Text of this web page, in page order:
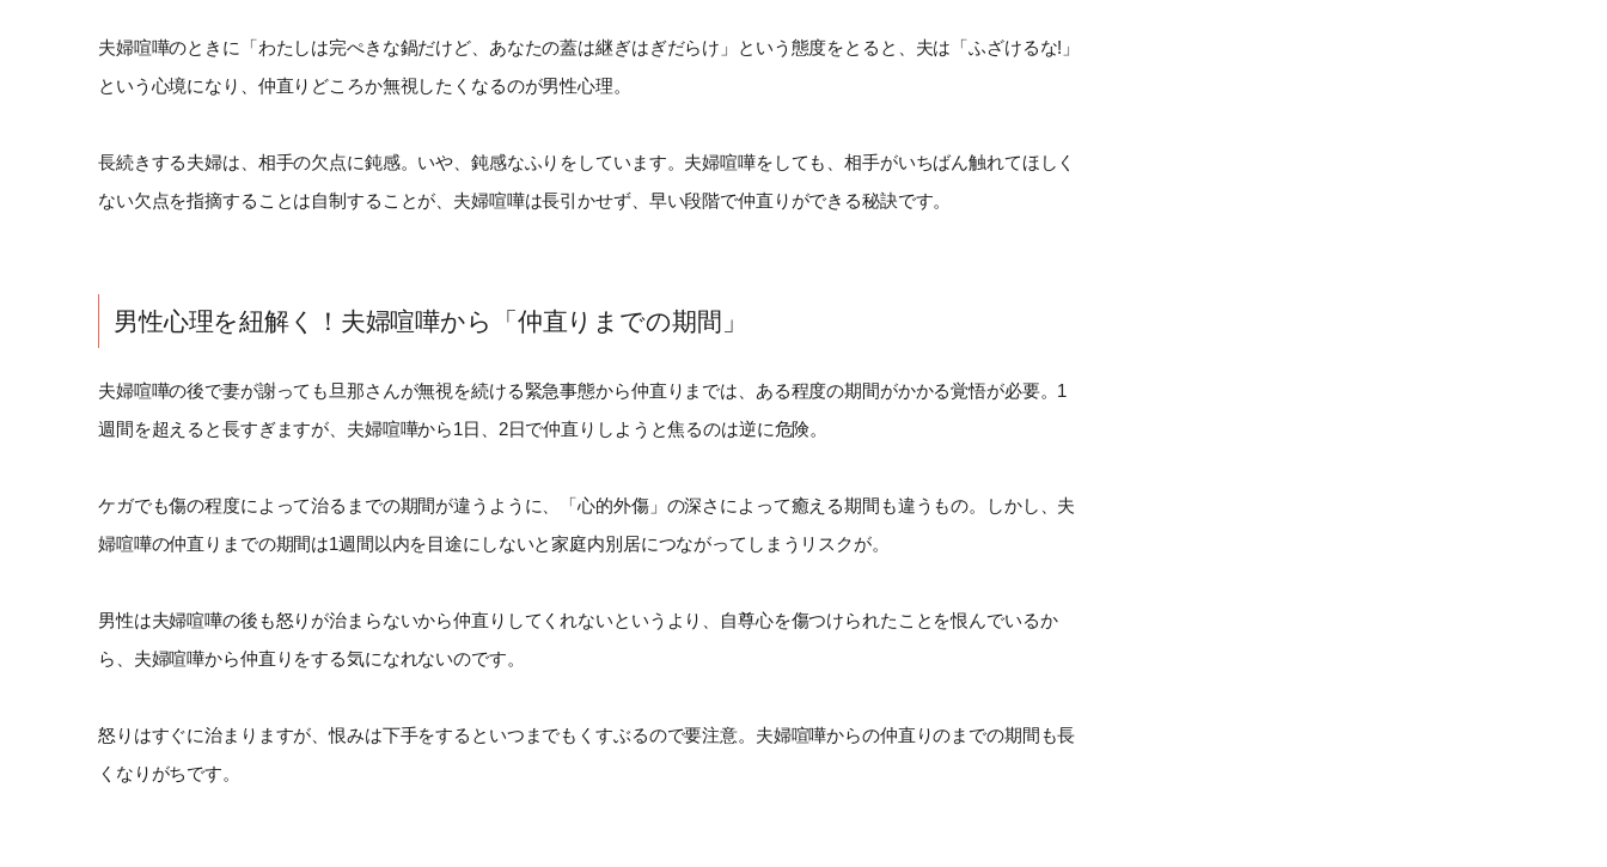
夫婦喧嘩のときに「わたしは完ぺきな鍋だけど、あなたの蓋は継ぎはぎだらけ」という態度をとると、夫は「ふざけるな!」
という心境になり、仲直りどころか無視したくなるのが男性心理。
長続きする夫婦は、相手の欠点に鈍感。いや、鈍感なふりをしています。夫婦喧嘩をしても、相手がいちばん触れてほしく
ない欠点を指摘することは自制することが、夫婦喧嘩は長引かせず、早い段階で仲直りができる秘訣です。
男性心理を紐解く！夫婦喧嘩から「仲直りまでの期間」
夫婦喧嘩の後で妻が謝っても旦那さんが無視を続ける緊急事態から仲直りまでは、ある程度の期間がかかる覚悟が必要。1
週間を超えると長すぎますが、夫婦喧嘩から1日、2日で仲直りしようと焦るのは逆に危険。
ケガでも傷の程度によって治るまでの期間が違うように、「心的外傷」の深さによって癒える期間も違うもの。しかし、夫
婦喧嘩の仲直りまでの期間は1週間以内を目途にしないと家庭内別居につながってしまうリスクが。
男性は夫婦喧嘩の後も怒りが治まらないから仲直りしてくれないというより、自尊心を傷つけられたことを恨んでいるか
ら、夫婦喧嘩から仲直りをする気になれないのです。
怒りはすぐに治まりますが、恨みは下手をするといつまでもくすぶるので要注意。夫婦喧嘩からの仲直りのまでの期間も長
くなりがちです。